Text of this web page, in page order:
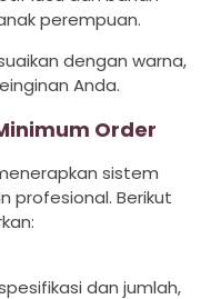
perempuan.
dengan warna,
Anda.
Order
sistem
profesional. Berikut
dan jumlah,